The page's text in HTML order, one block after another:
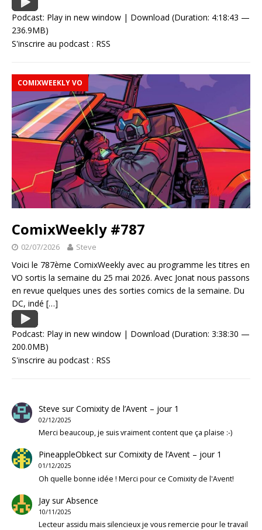
Podcast: Play in new window | Download (Duration: 4:18:43 —
236.9MB)
S'inscrire au podcast : RSS
COMIXWEEKLY VO
ComixWeekly #787
02/07/2026 Steve
Voici le 787ème ComixWeekly avec au programme les titres en
VO sortis la semaine du 25 mai 2026. Avec Jonat nous passons
en revue quelques unes des sorties comics de la semaine. Du
DC, indé […]
Podcast: Play in new window | Download (Duration: 3:38:30 —
200.0MB)
S'inscrire au podcast : RSS
Steve surComixity de l’Avent – jour 1
02/12/2025
Merci beaucoup, je suis vraiment content que ça plaise :-)
PineappleObkectsurComixity de l’Avent – jour 1
01/12/2025
Oh quelle bonne idée ! Merci pour ce Comixity de l'Avent!
JaysurAbsence
10/11/2025
Lecteur assidu mais silencieux je vous remercie pour le travail